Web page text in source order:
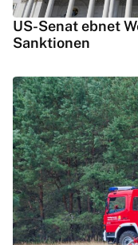
US-Senat ebnet
Sanktionen